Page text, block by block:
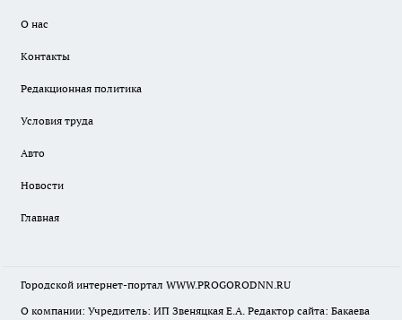
О нас
Контакты
Редакционная политика
Условия труда
Авто
Новости
Главная
Городской интернет-портал WWW.PROGORODNN.RU
О компании: Учредитель: ИП Звеняцкая Е.А. Редактор сайта: Бакаева